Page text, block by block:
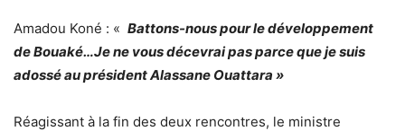
Amadou Koné : « Battons-nous pour le développement
de Bouaké…Je ne vous décevrai pas parce que je suis
adossé au président Alassane Ouattara »
Réagissant à la fin des deux rencontres, le ministre